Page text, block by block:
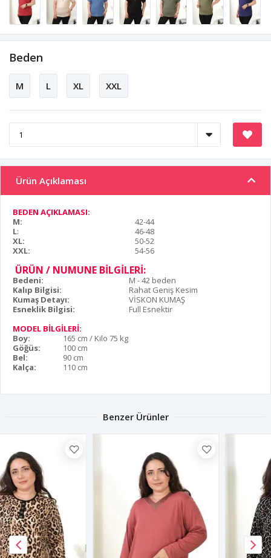
Beden
M L XL XXL
Ürün Açıklaması
BEDEN AÇIKLAMASI:
M:
42-44
L:
46-48
XL:
50-52
XXL:
54-56
ÜRÜN / NUMUNE BİLGİLERİ:
Bedeni:
M - 42 beden
Kalıp Bilgisi:
Rahat Geniş Kesim
Kumaş Detayı:
VİSKON KUMAŞ
Esneklik Bilgisi:
Full Esnektir
MODEL BİLGİLERİ:
Boy:
165 cm / Kilo 75 kg
Göğüs:
100 cm
Bel:
90 cm
Kalça:
110 cm
Benzer Ürünler